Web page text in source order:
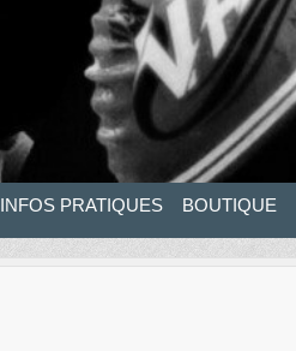
INFOS PRATIQUES BOUTIQUE